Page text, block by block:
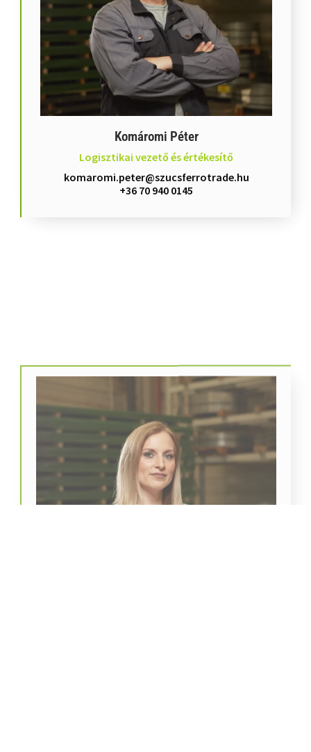
Komáromi Péter
Logisztikai vezető és értékesítő
komaromi.peter@szucsferrotrade.hu
+36 70 940 0145